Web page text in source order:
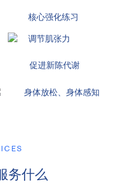
核心强化练习
调节肌张力
促进新陈代谢
身体放松、身体感知
务什么